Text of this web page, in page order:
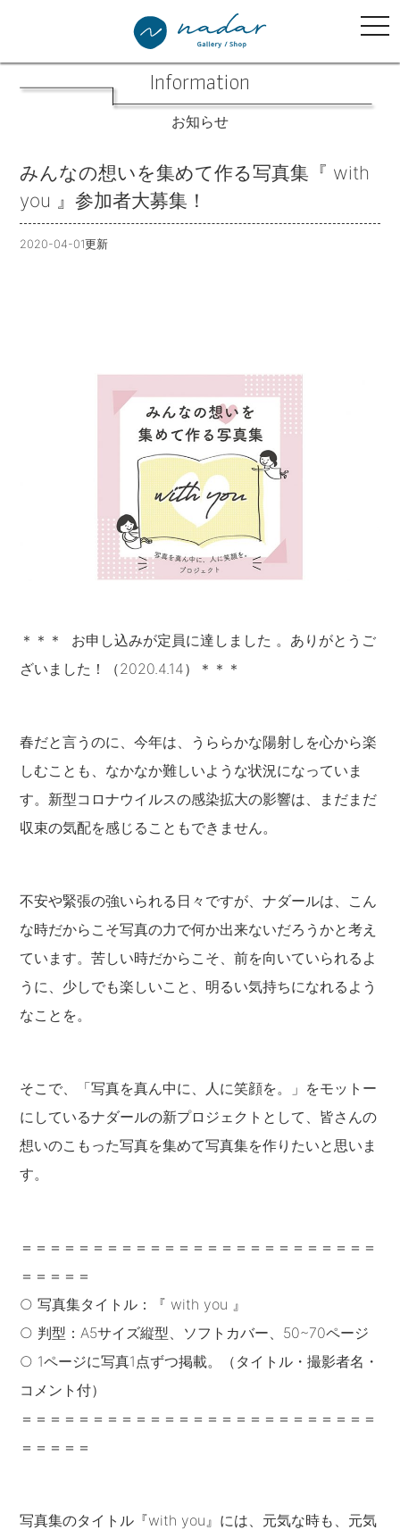
Information
お知らせ
みんなの想いを集めて作る写真集『 with
you 』参加者大募集！
2020-04-01更新
＊＊＊ お申し込みが定員に達しました 。ありがとうご
ざいました！（2020.4.14）＊＊＊
春だと言うのに、今年は、うららかな陽射しを心から楽
しむことも、なかなか難しいような状況になっていま
す。新型コロナウイルスの感染拡大の影響は、まだまだ
収束の気配を感じることもできません。
不安や緊張の強いられる日々ですが、ナダールは、こん
な時だからこそ写真の力で何か出来ないだろうかと考え
ています。苦しい時だからこそ、前を向いていられるよ
うに、少しでも楽しいこと、明るい気持ちになれるよう
なことを。
そこで、「写真を真ん中に、人に笑顔を。」をモットー
にしているナダールの新プロジェクトとして、皆さんの
想いのこもった写真を集めて写真集を作りたいと思いま
す。
＝＝＝＝＝＝＝＝＝＝＝＝＝＝＝＝＝＝＝＝＝＝＝＝＝
＝＝＝＝＝
○ 写真集タイトル：『 with you 』
○ 判型：A5サイズ縦型、ソフトカバー、50~70ページ
○ 1ページに写真1点ずつ掲載。（タイトル・撮影者名・
コメント付）
＝＝＝＝＝＝＝＝＝＝＝＝＝＝＝＝＝＝＝＝＝＝＝＝＝
＝＝＝＝＝
写真集のタイトル『with you』には、元気な時も、元気